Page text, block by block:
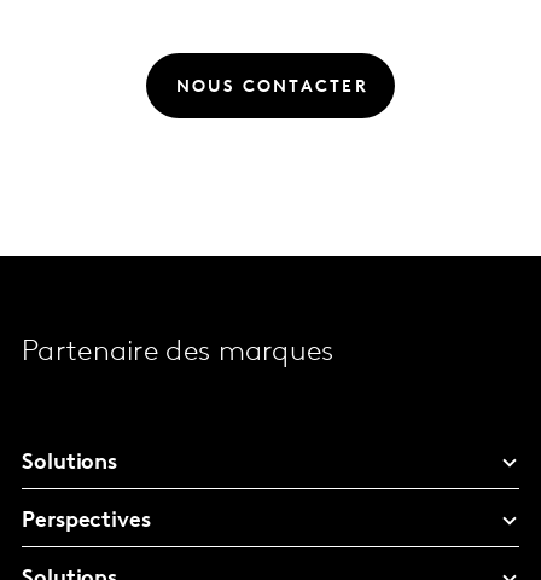
NOUS CONTACTER
Partenaire des marques
Solutions
Perspectives